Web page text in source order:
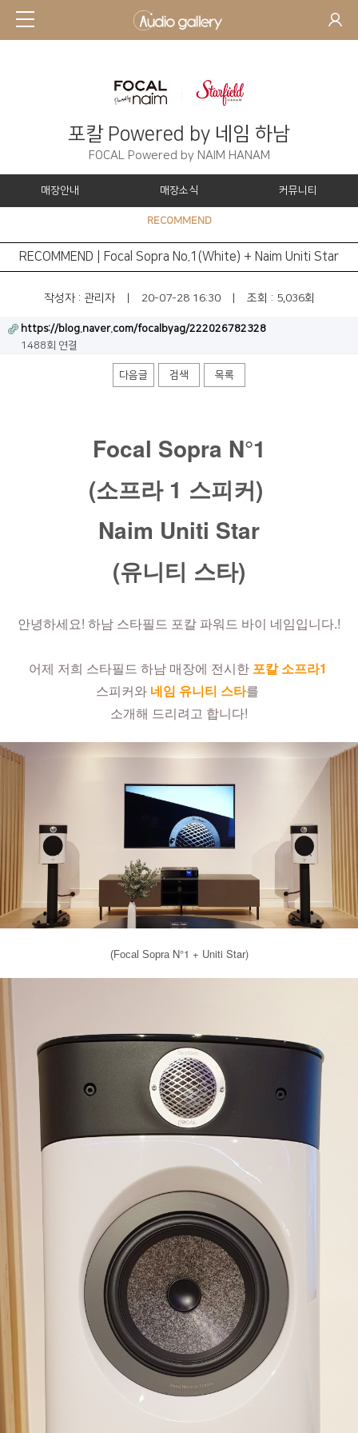
포칼 Powered by 네임 하남
FOCAL Powered by NAIM HANAM
매장안내 매장소식 커뮤니티
RECOMMEND
RECOMMEND | Focal Sopra No.1(White) + Naim Uniti Star
작성자 : 관리자 20-07-28 16:30 조회 : 5,036회
https://blog.naver.com/focalbyag/222026782328
1488회 연결
다음글 검색 목록
Focal Sopra N°1
(소프라 1 스피커)
Naim Uniti Star
(유니티 스타)
안녕하세요! 하남 스타필드 포칼 파워드 바이 네임입니다.!
어제 저희 스타필드 하남 매장에 전시한 포칼 소프라1
스피커와 네임 유니티 스타를
소개해 드리려고 합니다!
(Focal Sopra N°1 + Uniti Star)